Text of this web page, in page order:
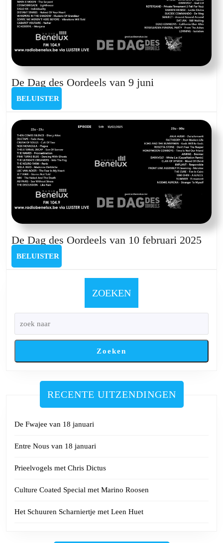
2024
De Dag des Oordeels van 9 juni
Oordeels
9
juni
BELUISTER
De Dag des Oordeels van 10 februari 2025De
BELUISTER
ZOEKEN
Zoeken
RECENTE UITZENDINGEN
De Fwajee van 18 januari
Entre Nous van 18 januari
Prieelvogels met Chris Dictus
Culture Coated Special met Marino Roosen
Het Schuuren Scharniertje met Leen Huet